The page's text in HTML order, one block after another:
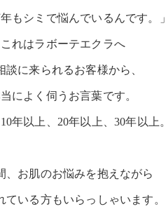
年もシミで悩んでいるんです。」
これはラボーテエクラへ
談に来られるお客様から、
によく伺うお言葉です。
年以上、20年以上、30年以上。
、お肌のお悩みを抱えながら
ている方もいらっしゃいます。